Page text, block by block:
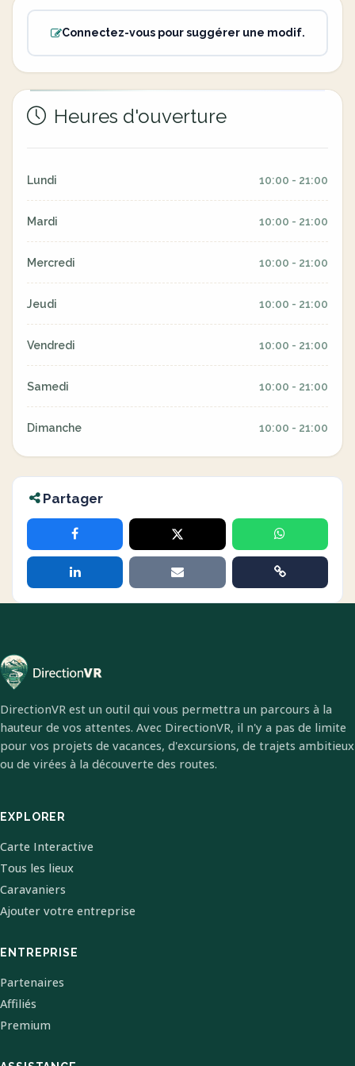
Connectez-vous pour suggérer une modif.
Heures d'ouverture
Lundi 10:00 - 21:00
Mardi 10:00 - 21:00
Mercredi 10:00 - 21:00
Jeudi 10:00 - 21:00
Vendredi 10:00 - 21:00
Samedi 10:00 - 21:00
Dimanche 10:00 - 21:00
Partager
DirectionVR est un outil qui vous permettra un parcours à la
hauteur de vos attentes. Avec DirectionVR, il n'y a pas de limite
pour vos projets de vacances, d'excursions, de trajets ambitieux
ou de virées à la découverte des routes.
EXPLORER
Carte Interactive
Tous les lieux
Caravaniers
Ajouter votre entreprise
ENTREPRISE
Partenaires
Affiliés
Premium